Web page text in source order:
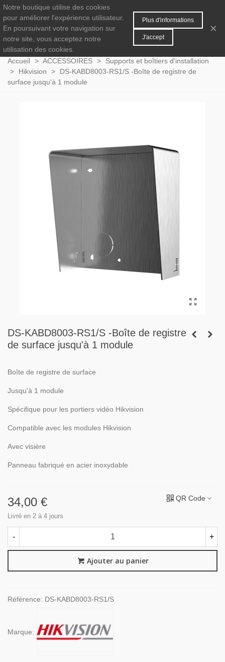
0 MENU
Accueil > ACCESSOIRES >
Supports et boîtiers d'installation
>
Hikvision >
DS-KABD8003-RS1/S -Boîte de registre de
surface jusqu'à 1 module
DS-KABD8003-RS1/S -Boîte de registre
de surface jusqu'à 1 module
Boîte de registre de surface
Jusqu'à 1 module
Spécifique pour les portiers vidéo Hikvision
Compatible avec les modules Hikvision
Avec visière
Panneau fabriqué en acier inoxydable
34,00 €
Livré en 2 à 4 jours
QR Code
- +
Ajouter au panier
Référence: DS-KABD8003-RS1/S
Marque:
Notre boutique utilise des cookies
pour améliorer l'expérience utilisateur.
En poursuivant votre navigation sur
notre site, vous acceptez notre
utilisation des cookies.
Plus d'informations
J'accept
×